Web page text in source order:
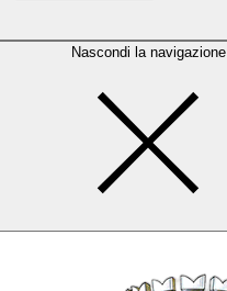
Nascondi la navigazione